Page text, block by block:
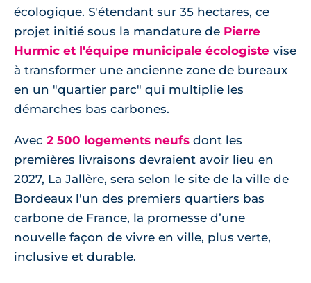
écologique. S'étendant sur 35 hectares, ce
projet initié sous la mandature de Pierre
Hurmic et l'équipe municipale écologiste vise
à transformer une ancienne zone de bureaux
en un "quartier parc" qui multiplie les
démarches bas carbones.
Avec 2 500 logements neufs dont les
premières livraisons devraient avoir lieu en
2027, La Jallère, sera selon le site de la ville de
Bordeaux l'un des premiers quartiers bas
carbone de France, la promesse d’une
nouvelle façon de vivre en ville, plus verte,
inclusive et durable.